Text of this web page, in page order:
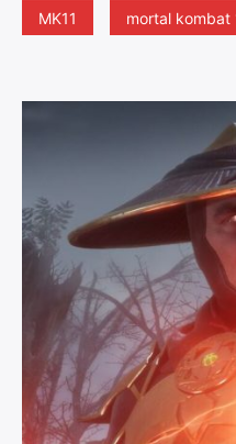
MK11 mortal kombat